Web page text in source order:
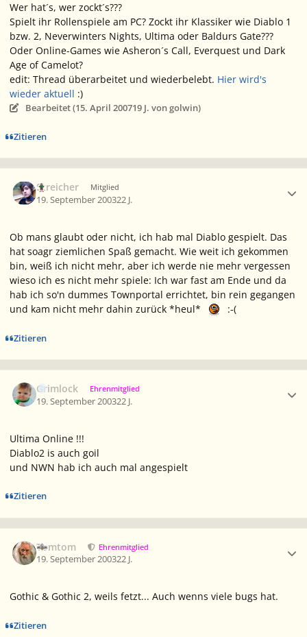
Wer hat´s, wer zockt´s???
Spielt ihr Rollenspiele am PC? Zockt ihr Klassiker wie Diablo 1
bzw. 2, Neverwinters Nights, Ultima oder Baldurs Gate???
Oder Online-Games wie Asheron´s Call, Everquest und Dark
Age of Camelot?
edit: Thread überarbeitet und wiederbelebt. Hier wird's
wieder aktuell :)
Bearbeitet (15. April 200719 J. von golwin)
Zitieren
Streicher Mitglied
19. September 200322 J.
Ob mans glaubt oder nicht, ich hab mal Diablo gespielt. Das
hat soagr ziemlichen Spaß gemacht. Wie weit ich gekommen
bin, weiß ich nicht mehr, aber ich werde nie mehr vergessen
wieso ich es nicht mehr spiele: Ich war fast am Ende und da
hab ich so'n dummes Townportal errichtet, bin rein gegangen
und kam nicht mehr dahin zurück *heul*
:-(
Zitieren
Grimlock Ehrenmitglied
19. September 200322 J.
Ultima Online !!!
Diablo2 is auch goil
und NWN hab ich auch mal angespielt
Zitieren
Tomtom Ehrenmitglied
19. September 200322 J.
Gothic & Gothic 2, weils fetzt... Auch wenns viele bugs hat.
Zitieren